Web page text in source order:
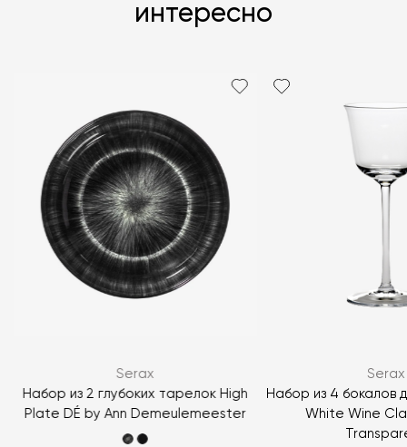
интересно
Serax
Набор из 2 глубоких тарелок High
Plate DÉ by Ann Demeulemeester
Serax
Набор из 4 бокалов
White Wine